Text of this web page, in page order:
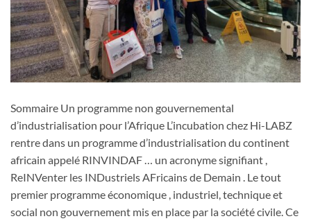
Sommaire Un programme non gouvernemental
d’industrialisation pour l’Afrique L’incubation chez Hi-LABZ
rentre dans un programme d’industrialisation du continent
africain appelé RINVINDAF … un acronyme signifiant ,
ReINVenter les INDustriels AFricains de Demain . Le tout
premier programme économique , industriel, technique et
social non gouvernement mis en place par la société civile. Ce